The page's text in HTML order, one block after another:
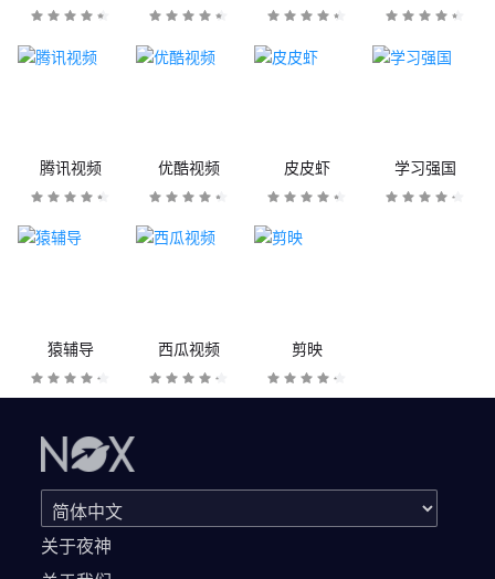
腾讯视频 优酷视频 皮皮虾 学习强国
猿辅导 西瓜视频 剪映
关于夜神